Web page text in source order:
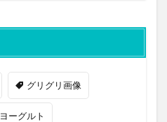
グリグリ画像
ヨーグルト